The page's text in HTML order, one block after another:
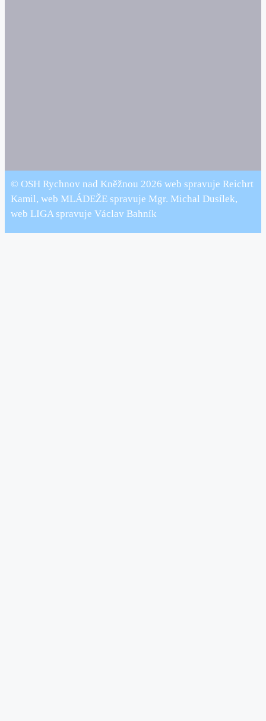
© OSH Rychnov nad Kněžnou 2026 web spravuje Reichrt
Kamil, web MLÁDEŽE spravuje Mgr. Michal Dusílek,
web LIGA spravuje Václav Bahník